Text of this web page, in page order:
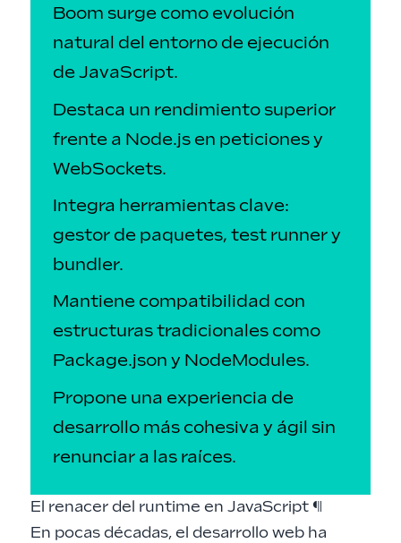
Boom surge como evolución
natural del entorno de ejecución
de JavaScript.
Destaca un rendimiento superior
frente a Node.js en peticiones y
WebSockets.
Integra herramientas clave:
gestor de paquetes, test runner y
bundler.
Mantiene compatibilidad con
estructuras tradicionales como
Package.json y NodeModules.
Propone una experiencia de
desarrollo más cohesiva y ágil sin
renunciar a las raíces.
El renacer del runtime en JavaScript ¶
En pocas décadas, el desarrollo web ha